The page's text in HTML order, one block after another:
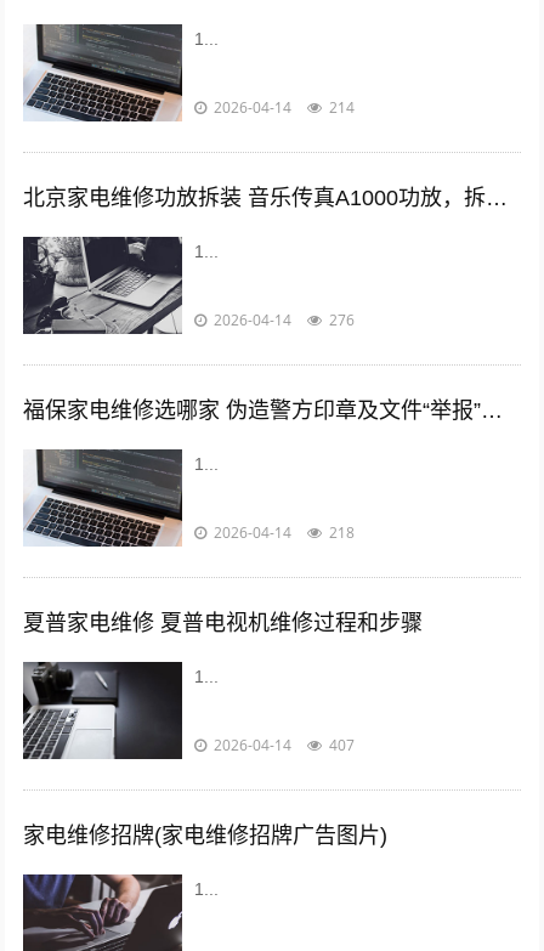
1...
2026-04-14 214
北京家电维修功放拆装 音乐传真A1000功放，拆解维修赏析，纯甲类设计声音温暖甜美
1...
2026-04-14 276
福保家电维修选哪家 伪造警方印章及文件“举报”竞争对手卖假货
1...
2026-04-14 218
夏普家电维修 夏普电视机维修过程和步骤
1...
2026-04-14 407
家电维修招牌(家电维修招牌广告图片)
1...